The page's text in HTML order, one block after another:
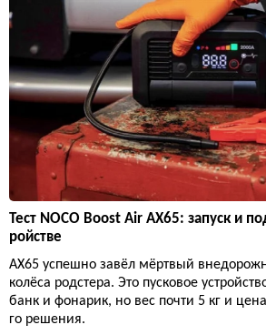
Тест NOCO Boost Air AX65: запуск и
ройстве
AX65 успешно завёл мёртвый
колёса родстера. Это пусковое
банк и фонарик, но вес почти 5 кг и
го решения.